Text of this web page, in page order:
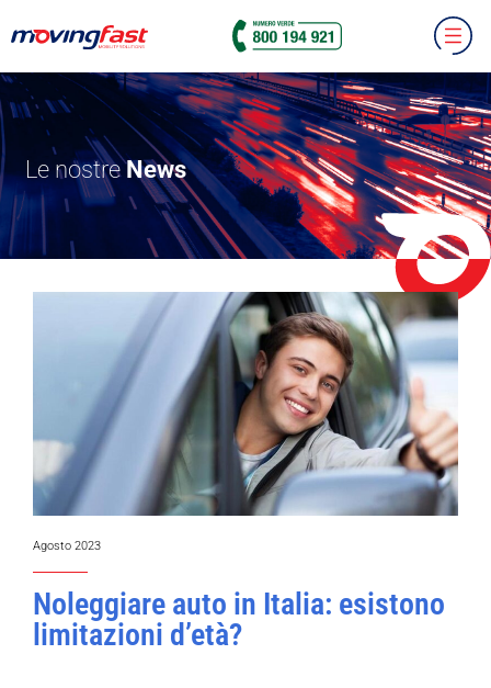
Le nostreNews
Agosto 2023
Noleggiare auto in Italia: esistono
limitazioni d’età?